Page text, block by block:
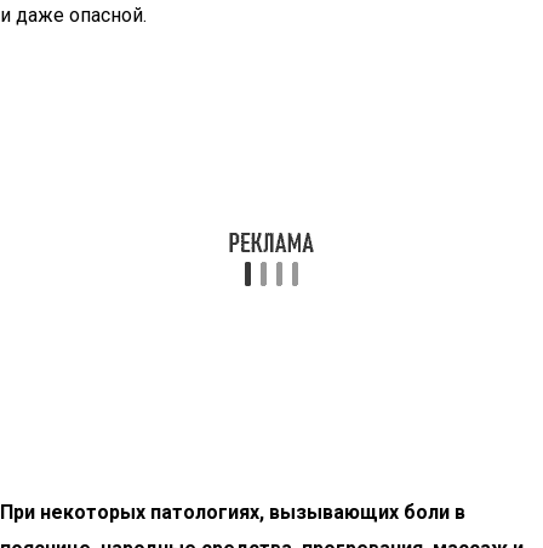
и даже опасной.
При некоторых патологиях, вызывающих боли в